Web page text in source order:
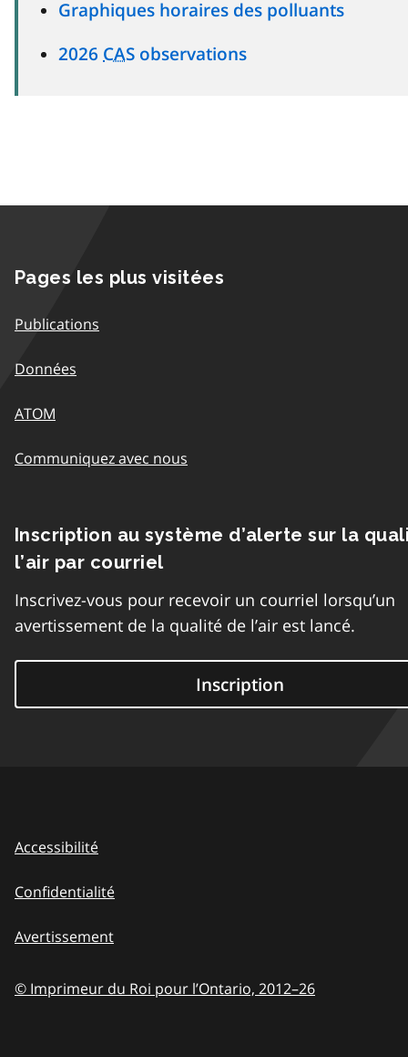
Graphiques horaires des polluants
2026 CAS observations
Pages les plus visitées
Publications
Données
ATOM
Communiquez avec nous
Inscription au système d’alerte sur la
l’air par courriel
Inscrivez-vous pour recevoir un courriel lorsqu’un
avertissement de la qualité de l’air est lancé.
Inscription
Accessibilité
Confidentialité
Avertissement
© Imprimeur du Roi pour l’Ontario, 2012–26